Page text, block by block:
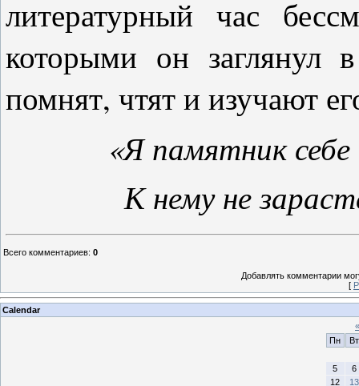
литературный час
которыми он заглянул
помнят, чтят и изучают
«Я памятник себе
К нему не
Всего комментариев: 0
Добавлять комментарии
[
Calendar
«
Пн
Вт
5
6
12
13